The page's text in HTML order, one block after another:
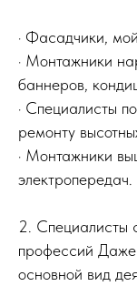
· Фасадчики,
· Монтажники
баннеров,
· Специалисты
ремонту
· Монтажники
электропередач.
2. Специалисты
профессий
основной вид